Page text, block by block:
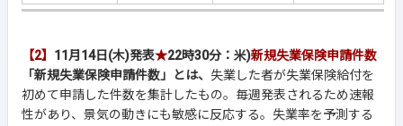
【2】 11月14日(木)発表★22時30分：米)新規失業保険申請件数
「新規失業保険申請件数」とは、 失業した者が失業保険給付を
初めて申請した件数を集計したもの。毎週発表されるため速報
性があり、景気の動きにも敏感に反応する。失業率を予測する